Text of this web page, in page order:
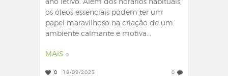
ano letivo. Além dos horários habituais,
os óleos essenciais podem ter um
papel maravilhoso na criação de um
ambiente calmante e motiva...
MAIS »
0 18/09/2023 0